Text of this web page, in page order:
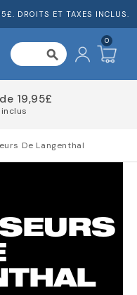
DROITS ET TAXES INCLUS.
search
0
coût de votre commande
De Langenthal